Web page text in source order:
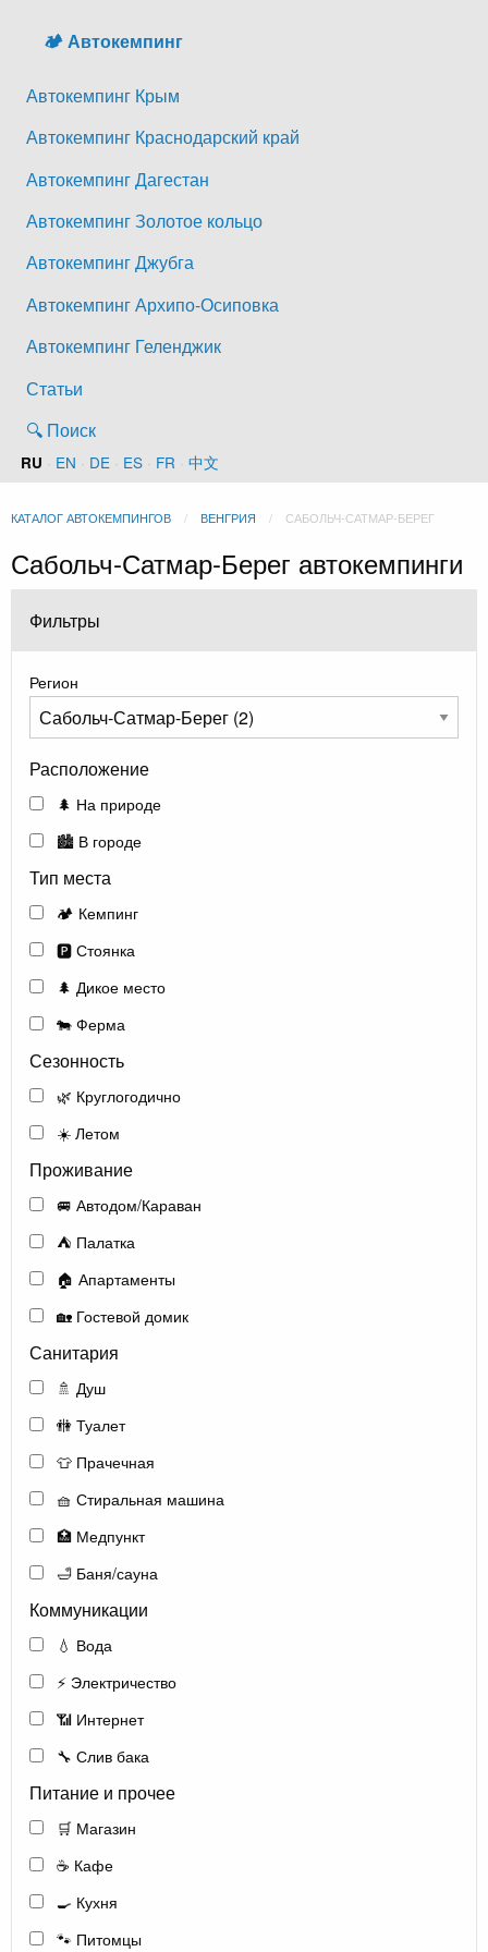
🏕️ Автокемпинг
Автокемпинг Крым
Автокемпинг Краснодарский край
Автокемпинг Дагестан
Автокемпинг Золотое кольцо
Автокемпинг Джубга
Автокемпинг Архипо-Осиповка
Автокемпинг Геленджик
Статьи
🔍 Поиск
RU · EN · DE · ES · FR · 中文
КАТАЛОГ АВТОКЕМПИНГОВ ВЕНГРИЯ САБОЛЬЧ-САТМАР-БЕРЕГ
Сабольч-Сатмар-Берег автокемпинги
Фильтры
Регион
Расположение
🌲 На природе
🏙️ В городе
Тип места
🏕️ Кемпинг
🅿️ Стоянка
🌲 Дикое место
🐄 Ферма
Сезонность
🌿 Круглогодично
☀️ Летом
Проживание
🚐 Автодом/Караван
⛺ Палатка
🏠 Апартаменты
🏡 Гостевой домик
Санитария
🚿 Душ
🚻 Туалет
👕 Прачечная
🧺 Стиральная машина
🏥 Медпункт
🛁 Баня/сауна
Коммуникации
💧 Вода
⚡ Электричество
📶 Интернет
🔧 Слив бака
Питание и прочее
🛒 Магазин
☕ Кафе
🍳 Кухня
🐾 Питомцы